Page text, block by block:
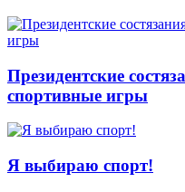
Президентские
спортивные игры
Я выбираю спорт!